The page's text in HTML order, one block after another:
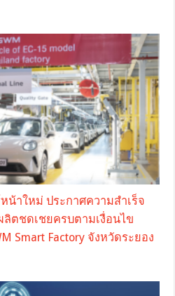
น้าใหม่ ประกาศความสำเร็จ
ตชดเชยครบตามเงื่อนไข
Smart Factory จังหวัดระยอง